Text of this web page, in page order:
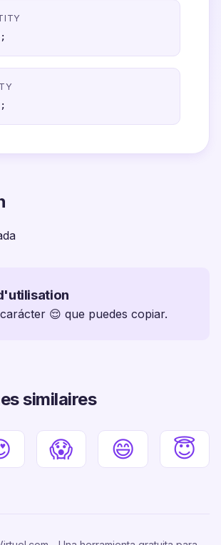
😌 que puedes copiar.
similaires
😱 😄 😇